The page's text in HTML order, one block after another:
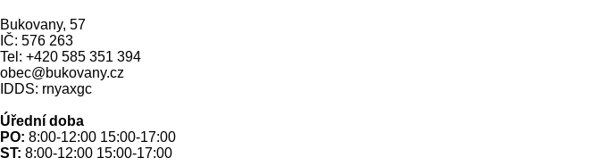
Bukovany, 57
IČ: 576 263
Tel: +420 585 351 394
obec@bukovany.cz
IDDS: rnyaxgc
Úřední doba
PO: 8:00-12:00 15:00-17:00
ST: 8:00-12:00 15:00-17:00